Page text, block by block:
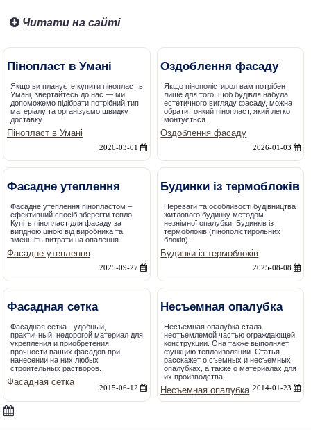
Читати на сайті
Пінопласт в Умані
Якщо ви плануєте купити пінопласт в
Умані, звертайтесь до нас — ми
допоможемо підібрати потрібний тип
матеріалу та організуємо швидку
доставку.
Пінопласт в Умані
2026-03-01
Оздоблення фасаду
Якщо пінополістирол вам потрібен
лише для того, щоб будівля набула
естетичного вигляду фасаду, можна
обрати тонкий пінопласт, який легко
монтується.
Оздоблення фасаду
2026-01-03
Фасадне утеплення
Фасадне утеплення пінопластом –
ефективний спосіб зберегти тепло.
Купіть пінопласт для фасаду за
вигідною ціною від виробника та
зменшіть витрати на опалення
Фасадне утеплення
2025-09-27
Будинки із термоблоків
Переваги та особливості будівництва
житлового будинку методом
незнімної опалубки. Будинків із
термоблоків (пінополістирольних
блоків).
Будинки із термоблоків
2025-08-08
Фасадная сетка
Фасадная сетка - удобный,
практичный, недорогой материал для
укрепления и приобретения
прочности ваших фасадов при
нанесении на них любых
строительных растворов.
Фасадная сетка
2015-06-12
Несъемная опалубка
Несъемная опалубка стала
неотъемлемой частью ограждающей
конструкции. Она также выполняет
функцию теплоизоляции. Статья
расскажет о съемных и несъемных
опалубках, а также о материалах для
их производства.
Несъемная опалубка 2014-01-23